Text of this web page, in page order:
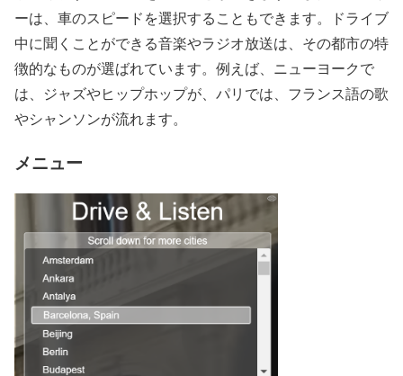
ーは、車のスピードを選択することもできます。ドライブ
中に聞くことができる音楽やラジオ放送は、その都市の特
徴的なものが選ばれています。例えば、ニューヨークで
は、ジャズやヒップホップが、パリでは、フランス語の歌
やシャンソンが流れます。
メニュー